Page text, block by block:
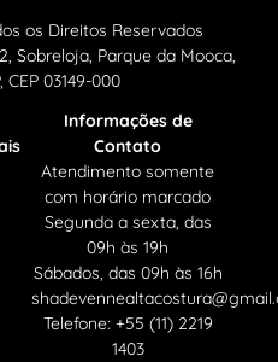
os Direitos Reservados
Sobreloja, Parque da Mooca,
CEP 03149-000
Informações de
Contato
Atendimento somente
com horário marcado
Segunda a sexta, das
09h às 19h
Sábados, das 09h às 16h
Telefone: +55 (11) 2219
1403